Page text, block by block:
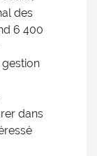
des
6 400
dans